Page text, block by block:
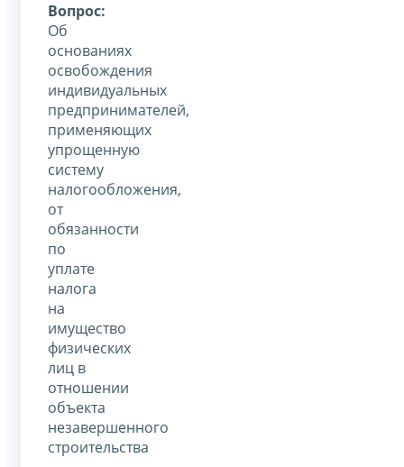
Вопрос:
Об
основаниях
освобождения
индивидуальных
предпринимателей,
применяющих
упрощенную
систему
налогообложения,
от
обязанности
по
уплате
налога
на
имущество
физических
лиц в
отношении
объекта
незавершенного
строительства